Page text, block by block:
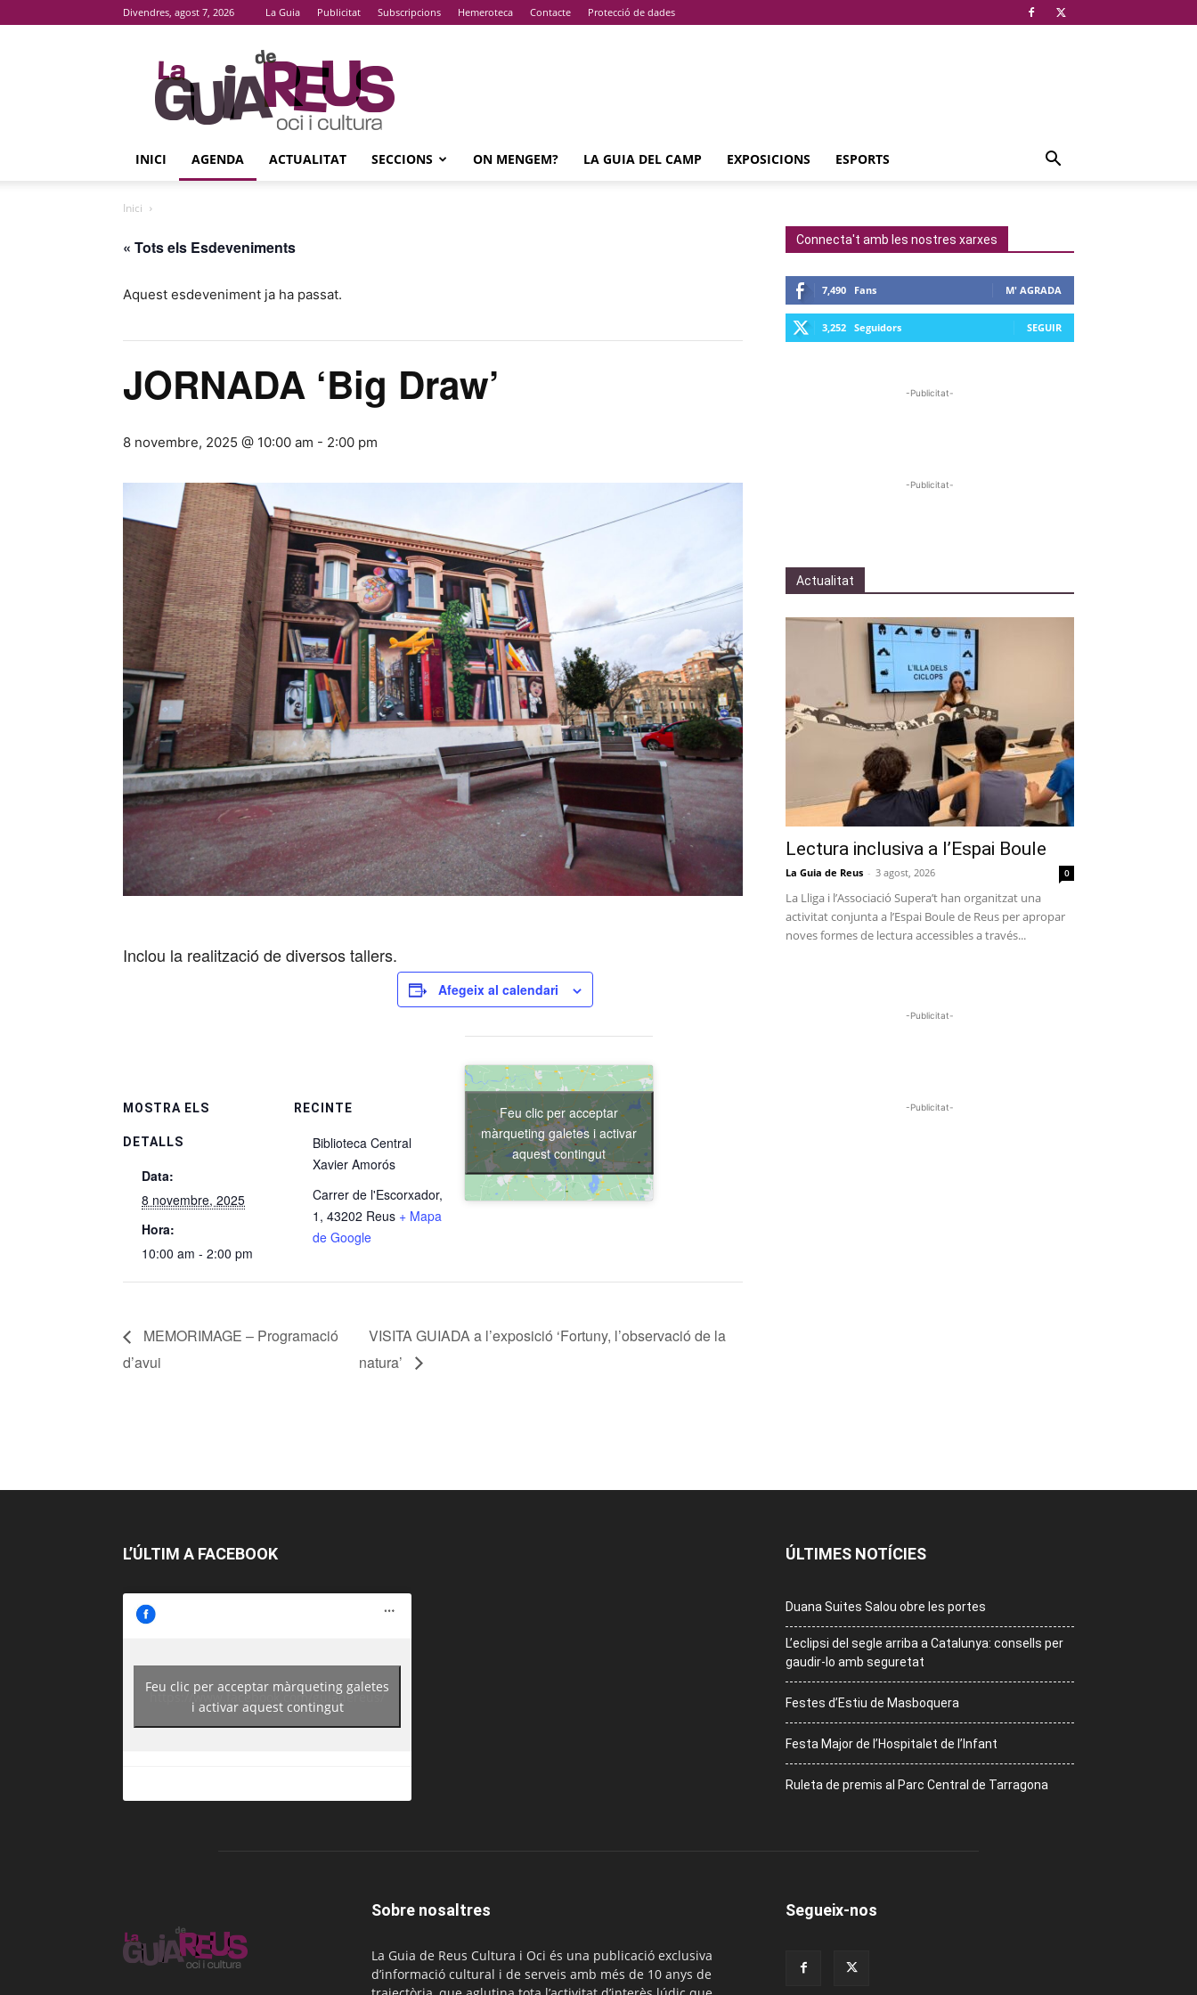
Divendres, agost 7, 2026 La Guia Publicitat Subscripcions Hemeroteca Contacte Protecció de dades
La
Guia
De
Reus
INICI AGENDA ACTUALITAT SECCIONS ON MENGEM? LA GUIA DEL CAMP EXPOSICIONS ESPORTS
Inici
« Tots els Esdeveniments
Aquest esdeveniment ja ha passat.
JORNADA ‘Big Draw’
8 novembre, 2025 @ 10:00 am - 2:00 pm
Inclou la realització de diversos tallers.
Afegeix al calendari
MOSTRA ELS
DETALLS
Data:
8 novembre, 2025
Hora:
10:00 am - 2:00 pm
RECINTE
Biblioteca Central
Xavier Amorós
Carrer de l'Escorxador,
1, 43202 Reus + Mapa
de Google
Feu clic per acceptar
màrqueting galetes i activar
aquest contingut
MEMORIMAGE – Programació
d’avui
VISITA GUIADA a l’exposició ‘Fortuny, l’observació de la
natura’
Connecta't amb les nostres xarxes
7,490 Fans M' AGRADA
3,252 Seguidors SEGUIR
-Publicitat-
-Publicitat-
Actualitat
Lectura inclusiva a l’Espai Boule
La Guia de Reus - 3 agost, 2026 0
La Lliga i l’Associació Supera’t han organitzat una
activitat conjunta a l’Espai Boule de Reus per apropar
noves formes de lectura accessibles a través...
-Publicitat-
-Publicitat-
L’ÚLTIM A FACEBOOK
https://www.facebook.com/guiadereus/
Feu clic per acceptar màrqueting galetes
i activar aquest contingut
ÚLTIMES NOTÍCIES
Duana Suites Salou obre les portes
L’eclipsi del segle arriba a Catalunya: consells per
gaudir-lo amb seguretat
Festes d’Estiu de Masboquera
Festa Major de l’Hospitalet de l’Infant
Ruleta de premis al Parc Central de Tarragona
Sobre nosaltres
La Guia de Reus Cultura i Oci és una publicació exclusiva
d’informació cultural i de serveis amb més de 10 anys de
Segueix-nos